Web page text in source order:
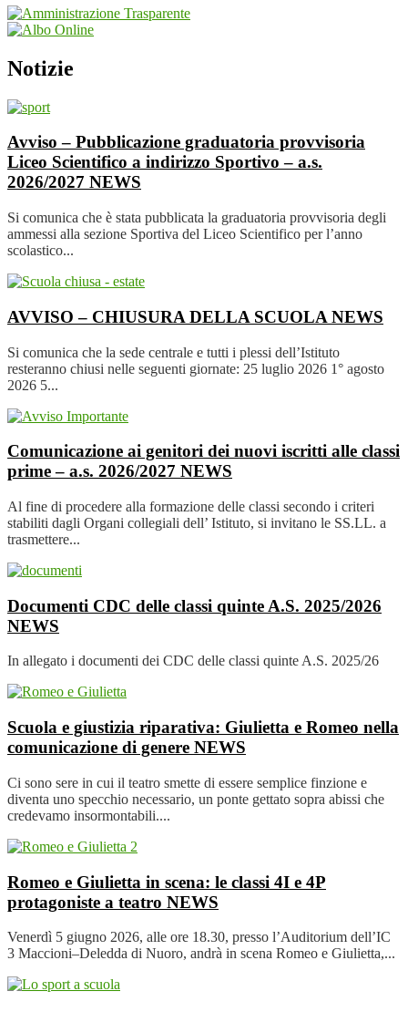
Notizie
Avviso – Pubblicazione graduatoria provvisoria
Liceo Scientifico a indirizzo Sportivo – a.s.
2026/2027 NEWS
Si comunica che è stata pubblicata la graduatoria provvisoria degli
ammessi alla sezione Sportiva del Liceo Scientifico per l’anno
scolastico...
AVVISO – CHIUSURA DELLA SCUOLA NEWS
Si comunica che la sede centrale e tutti i plessi dell’Istituto
resteranno chiusi nelle seguenti giornate: 25 luglio 2026 1° agosto
2026 5...
Comunicazione ai genitori dei nuovi iscritti alle classi
prime – a.s. 2026/2027 NEWS
Al fine di procedere alla formazione delle classi secondo i criteri
stabiliti dagli Organi collegiali dell’ Istituto, si invitano le SS.LL. a
trasmettere...
Documenti CDC delle classi quinte A.S. 2025/2026
NEWS
In allegato i documenti dei CDC delle classi quinte A.S. 2025/26
Scuola e giustizia riparativa: Giulietta e Romeo nella
comunicazione di genere NEWS
Ci sono sere in cui il teatro smette di essere semplice finzione e
diventa uno specchio necessario, un ponte gettato sopra abissi che
credevamo insormontabili....
Romeo e Giulietta in scena: le classi 4I e 4P
protagoniste a teatro NEWS
Venerdì 5 giugno 2026, alle ore 18.30, presso l’Auditorium dell’IC
3 Maccioni–Deledda di Nuoro, andrà in scena Romeo e Giulietta,...